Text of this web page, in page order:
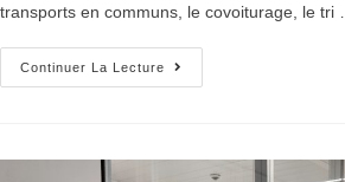
transports en communs, le covoiturage, le tri …
Continuer La Lecture